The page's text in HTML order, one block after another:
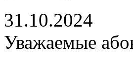
31.10.2024
Уважаемые